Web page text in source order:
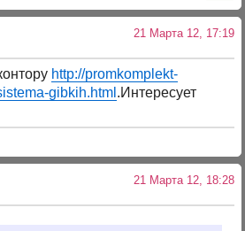
21 Марта 12, 17:19
http://promkomplekt-
gibkih.html .Интересует
21 Марта 12, 18:28